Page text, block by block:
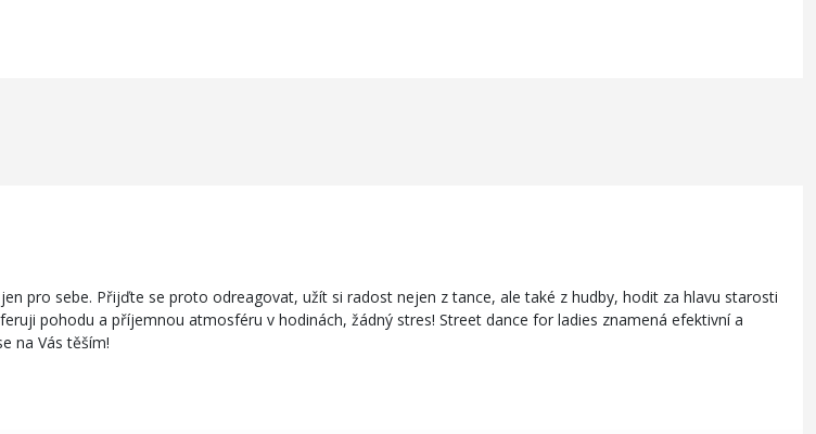
pro sebe. Přijďte se proto odreagovat, užít si radost nejen z tance, ale také z hudby, hodit za hlavu starosti
pohodu a příjemnou atmosféru v hodinách, žádný stres! Street dance for ladies znamená efektivní a
na Vás těším!